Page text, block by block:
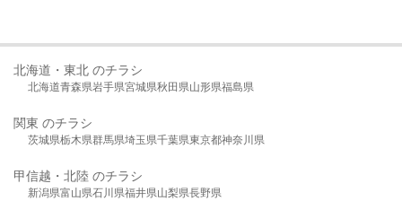
北海道・東北 のチラシ
北海道青森県岩手県宮城県秋田県山形県福島県
関東 のチラシ
茨城県栃木県群馬県埼玉県千葉県東京都神奈川県
甲信越・北陸 のチラシ
新潟県富山県石川県福井県山梨県長野県